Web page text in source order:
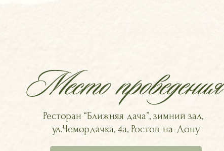
Ресторан “Ближняя дача”, зимний зал,
ул.Чемордачка, 4а, Ростов-на-Дону